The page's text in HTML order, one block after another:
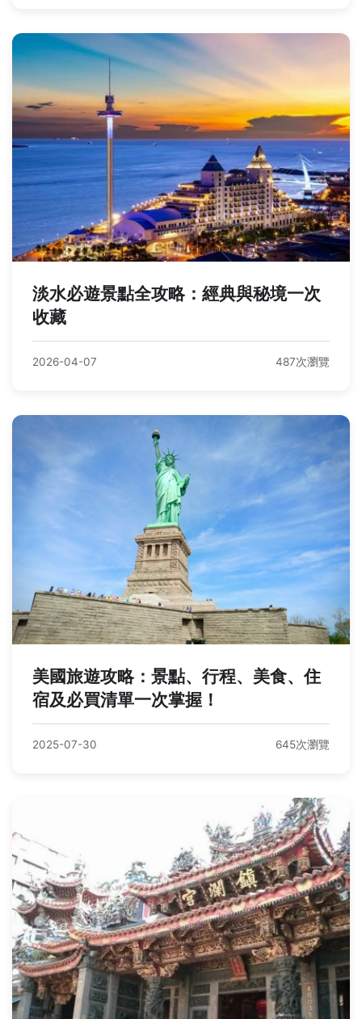
淡水必遊景點全攻略：經典與秘境一次
收藏
2026-04-07 487次瀏覽
美國旅遊攻略：景點、行程、美食、住
宿及必買清單一次掌握！
2025-07-30 645次瀏覽